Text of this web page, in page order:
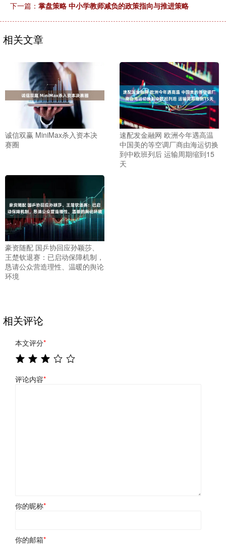
下一篇： 掌盘策略 中小学教师减负的政策指向与推进策略
相关文章
诚信双赢 MiniMax杀入资本决
赛圈
速配发金融网 欧洲今年遇高温
中国美的等空调厂商由海运切换
到中欧班列后 运输周期缩到15
天
豪资随配 国乒协回应孙颖莎、
王楚钦退赛：已启动保障机制，
恳请公众营造理性、温暖的舆论
环境
相关评论
本文评分*
评论内容*
你的昵称*
你的邮箱*